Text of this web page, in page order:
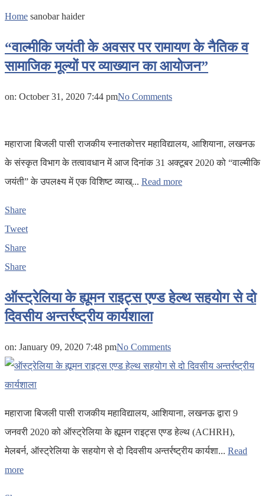
Home sanobar haider
“वाल्मीकि जयंती के अवसर पर रामायण के नैतिक व
सामाजिक मूल्यों पर व्याख्यान का आयोजन”
on: October 31, 2020 7:44 pmNo Comments
महाराजा बिजली पासी राजकीय स्नातकोत्तर महाविद्यालय, आशियाना, लखनऊ
के संस्कृत विभाग के तत्वावधान में आज दिनांक 31 अक्टूबर 2020 को “वाल्मीकि
जयंती” के उपलक्ष्य में एक विशिष्ट व्याख्... Read more
Share
Tweet
Share
Share
ऑस्ट्रेलिया के ह्यूमन राइट्स एण्ड हेल्थ सहयोग से दो
दिवसीय अन्तर्रष्ट्रीय कार्यशाला
on: January 09, 2020 7:48 pmNo Comments
महाराजा बिजली पासी राजकीय महाविद्यालय, आशियाना, लखनऊ द्वारा 9
जनवरी 2020 को ऑस्ट्रेलिया के ह्यूमन राइट्स एण्ड हेल्थ (ACHRH),
मेलबर्न, ऑस्ट्रेलिया के सहयोग से दो दिवसीय अन्तर्रष्ट्रीय कार्यशा... Read
more